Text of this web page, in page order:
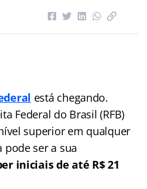
está chegando.
Federal do Brasil (RFB)
superior em qualquer
pode ser a sua
iniciais de até R$ 21